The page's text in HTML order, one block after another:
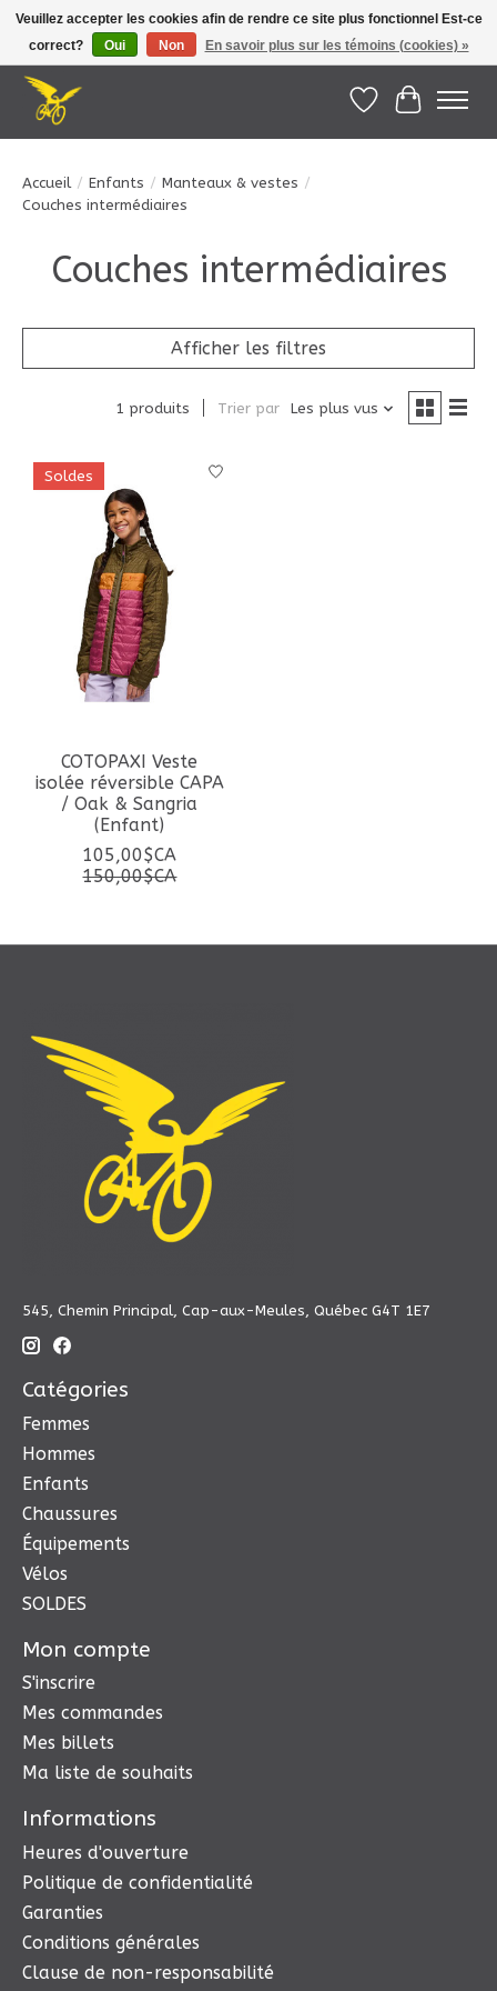
Le Pédalier | Îles de la Madeleine |info@lepedalier.com| 1-418-986-2965
Liste dePanier
Accueil / Enfants / Manteaux & vestes /
Couches intermédiaires
Couches intermédiaires
Afficher les filtres
1 produits Trier par Les plus vus
Soldes
COTOPAXI Veste
isolée réversible CAPA
/ Oak & Sangria
(Enfant)
105,00$CA
150,00$CA
545, Chemin Principal, Cap-aux-Meules, Québec G4T 1E7
Catégories
Femmes
Hommes
Enfants
Chaussures
Équipements
Vélos
SOLDES
Mon compte
S'inscrire
Mes commandes
Mes billets
Ma liste de souhaits
Informations
Heures d'ouverture
Politique de confidentialité
Garanties
Conditions générales
Clause de non-responsabilité
Veuillez accepter les cookies afin de rendre ce site plus fonctionnel Est-ce
correct?
Oui Non En savoir plus sur les témoins (cookies) »